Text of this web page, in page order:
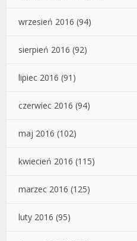
wrzesień 2016 (94)
sierpień 2016 (92)
lipiec 2016 (91)
czerwiec 2016 (94)
maj 2016 (102)
kwiecień 2016 (115)
marzec 2016 (125)
luty 2016 (95)